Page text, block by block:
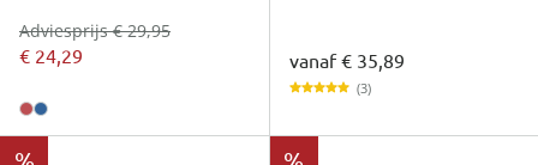
€ 24,29
Adviesprijs € 29,95
vanaf€ 35,89
(3)